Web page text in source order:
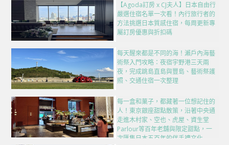
【Agoda訂房 x CJ夫人】日本自由行
嚴選住宿名單一次看！內行旅行者的
方法挑選日本質感住宿，每周更新專
屬訂房優惠與折扣碼
每天醒來都是不同的海！瀨戶內海藝
術祭入門攻略：夜宿宇野港三天兩
夜，完成跳島直島與豐島、藝術祭護
照、交通住宿一次整理
每一盒和菓子，都藏著一位想記住的
人！東京銀座甜點散策，沿著中央通
走進木村家、空也、虎屋、資生堂
Parlour等百年老舖與限定甜點，一
次匯集日本五百年的伴手禮文化